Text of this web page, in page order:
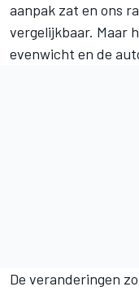
aanpak zat en ons
vergelijkbaar. Maar
evenwicht en de
De veranderingen